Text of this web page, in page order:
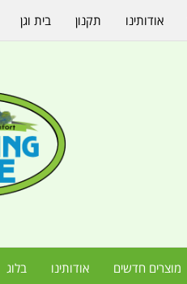
מוצרים חדשים אודותינו בלוג
אודותינו תקנון בית וגן